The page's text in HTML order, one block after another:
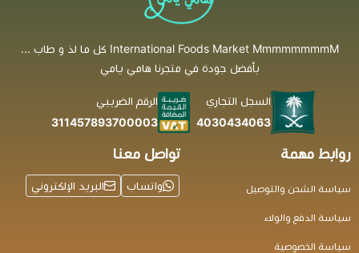
International Foods Market MmmmmmmmM كل ما لذ و طاب ...
بأفضل جودة في متجرنا هامي يامي
السجل التجاري
4030434063
الرقم الضريبي
311457893700003
روابط مهمة
سياسة الشحن والتوصيل
سياسة الدفع والولاء
سياسة الخصوصية
تواصل معنا
واتساب البريد الإلكتروني